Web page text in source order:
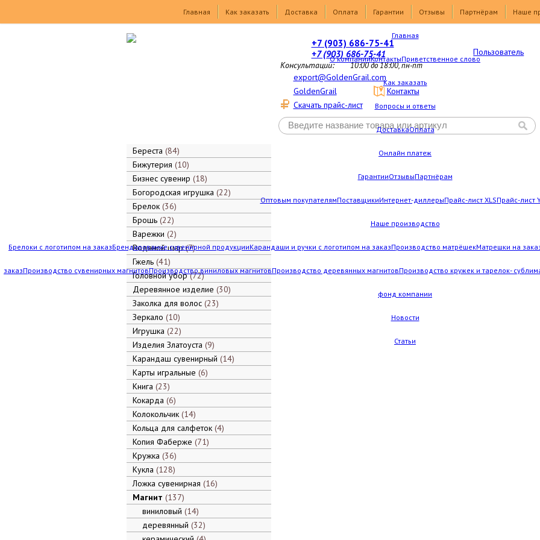
Главная
Как заказать Доставка Оплата Гарантии Отзывы Партнёрам Наше
Главная
О компанииКонтактыПриветственное слово
Как заказать
Вопросы и ответы
ДоставкаОплата
Онлайн платеж
ГарантииОтзывыПартнёрам
Оптовым покупателямПоставщикиИнтернет-диллерыПрайс-лист XLSПрайс-лист
Наше производство
Брелоки с логотипом на заказБрендирование сувенирной продукцииКарандаши и ручки с логотипом на заказПроизводство матрёшекМатрешки на
заказПроизводство сувенирных магнитовПроизводство виниловых магнитовПроизводство деревянных магнитовПроизводство кружек и тарелок-
фонд компании
Новости
Статьи
+7 (903) 686-75-41
+7 (903) 686-75-41
Консультации: 10:00 до 18:00, пн-пт
export@GoldenGrail.com
GoldenGrail
Скачать прайс-лист
Контакты
Пользователь
Береста 84
Бижутерия 10
Бизнес сувенир 18
Богородская игрушка 22
Брелок 36
Брошь 22
Варежки 2
Водяной шар 7
Гжель 41
Головной убор 72
Деревянное изделие 30
Заколка для волос 23
Зеркало 10
Игрушка 22
Изделия Златоуста 9
Карандаш сувенирный 14
Карты игральные 6
Книга 23
Кокарда 6
Колокольчик 14
Кольца для салфеток 4
Копия Фаберже 71
Кружка 36
Кукла 128
Ложка сувенирная 16
Магнит 137
виниловый 14
деревянный 32